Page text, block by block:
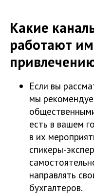
Какие
работают
Если вы
мы
есть в вашем
в их
спикеры-
направлять
бухгалтеров.